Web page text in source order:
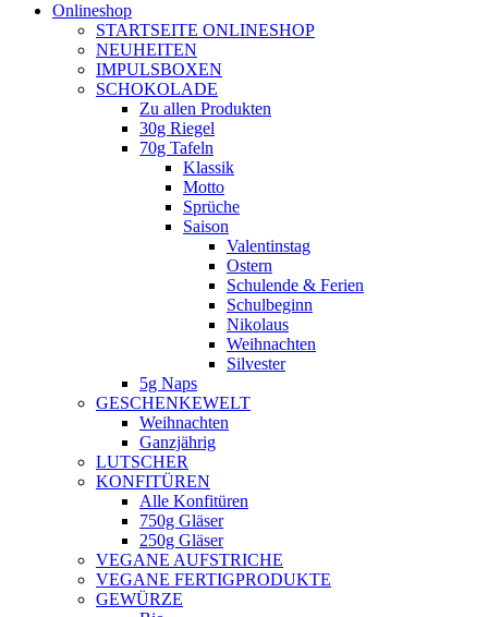
opensOnlineshop
STARTSEITE ONLINESHOP
NEUHEITEN
IMPULSBOXEN
SCHOKOLADE
Zu allen Produkten
30g Riegel
70g Tafeln
Klassik
Motto
Sprüche
Saison
Valentinstag
Ostern
Schulende & Ferien
Schulbeginn
Nikolaus
Weihnachten
Silvester
5g Naps
GESCHENKEWELT
Weihnachten
Ganzjährig
LUTSCHER
KONFITÜREN
Alle Konfitüren
750g Gläser
250g Gläser
VEGANE AUFSTRICHE
VEGANE FERTIGPRODUKTE
GEWÜRZE